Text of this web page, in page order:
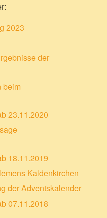
2023
der
beim
23.11.2020
18.11.2019
Kaldenkirchen
der Adventskalender
07.11.2018